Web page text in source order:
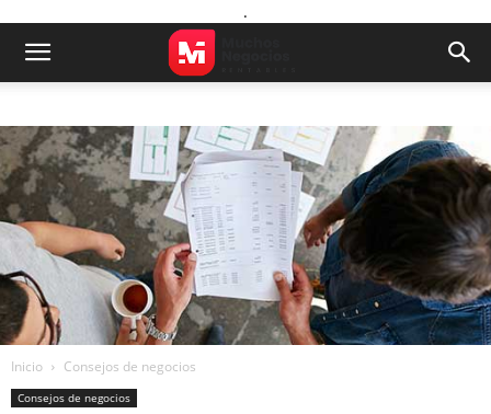
.
Inicio Consejos de negocios
Consejos de negocios